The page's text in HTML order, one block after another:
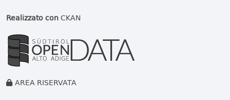
Realizzato conCKAN
AREA RISERVATA